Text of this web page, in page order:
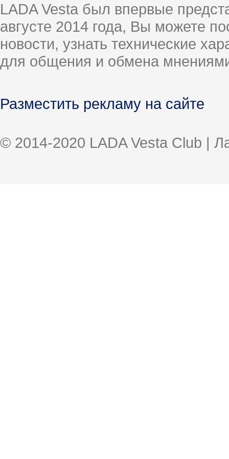
LADA Vesta был впервые
августе 2014 года, Вы можете
новости, узнать технические
для общения и обмена
Разместить рекламу на сайте
© 2014-2020 LADA Vesta Club |